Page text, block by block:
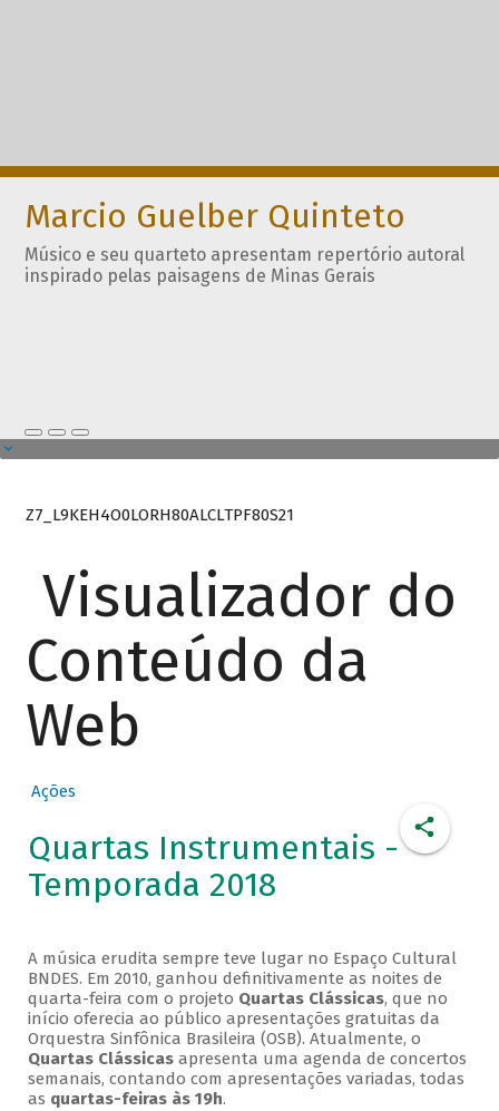
Marcio Guelber Quinteto
Músico e seu quarteto apresentam repertório autoral
inspirado pelas paisagens de Minas Gerais
Z7_L9KEH4O0LORH80ALCLTPF80S21
Visualizador do
Conteúdo da
Web
Ações
Quartas Instrumentais -
Temporada 2018
A música erudita sempre teve lugar no Espaço Cultural
BNDES. Em 2010, ganhou definitivamente as noites de
quarta-feira com o projeto Quartas Clássicas, que no
início oferecia ao público apresentações gratuitas da
Orquestra Sinfônica Brasileira (OSB). Atualmente, o
Quartas Clássicasapresenta uma agenda de concertos
semanais, contando com apresentações variadas, todas
as quartas-feiras às 19h.